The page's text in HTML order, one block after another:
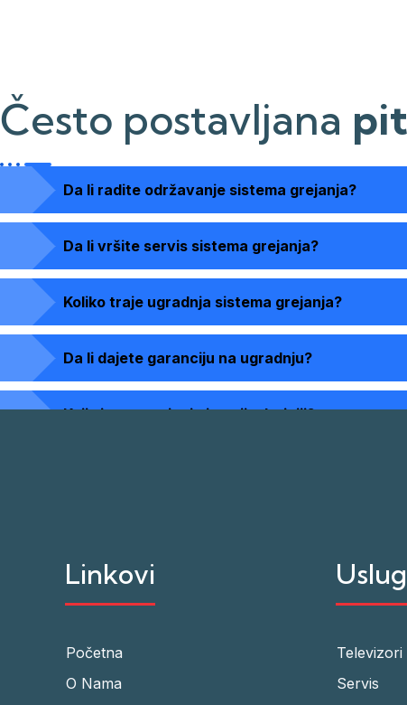
Često postavljana
Da li radite održavanje sistema grejanja?
Da li vršite servis sistema grejanja?
Koliko traje ugradnja sistema grejanja?
Da li dajete garanciju na ugradnju?
Koji sistem grejanja je najisplativiji?
Linkovi
Početna
O Nama
Televizori
Servis